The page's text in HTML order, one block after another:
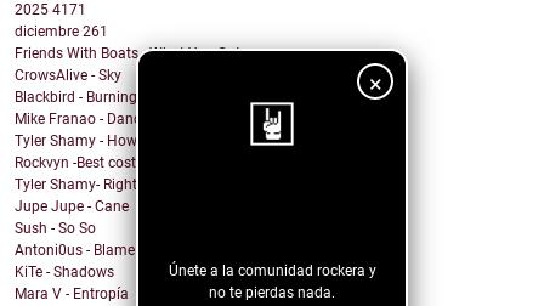
×
Únete a la comunidad rockera y
no te pierdas nada.
2025 4171
diciembre 261
Friends With Boats - What You Got
CrowsAlive - Sky
Blackbird - Burning Heart
Mike Franao - Dance for me
Tyler Shamy - How are you ok?
Rockvyn -Best costumer
Tyler Shamy- Right?
Jupe Jupe - Cane
Sush - So So
Antoni0us - Blame me
KiTe - Shadows
Mara V - Entropía